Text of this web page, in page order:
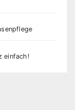
einfach!